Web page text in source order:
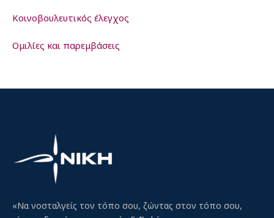
Κοινοβουλευτικός έλεγχος
Ομιλίες και παρεμβάσεις
«Να νοσταλγείς τον τόπο σου, ζώντας στον τόπο σου,